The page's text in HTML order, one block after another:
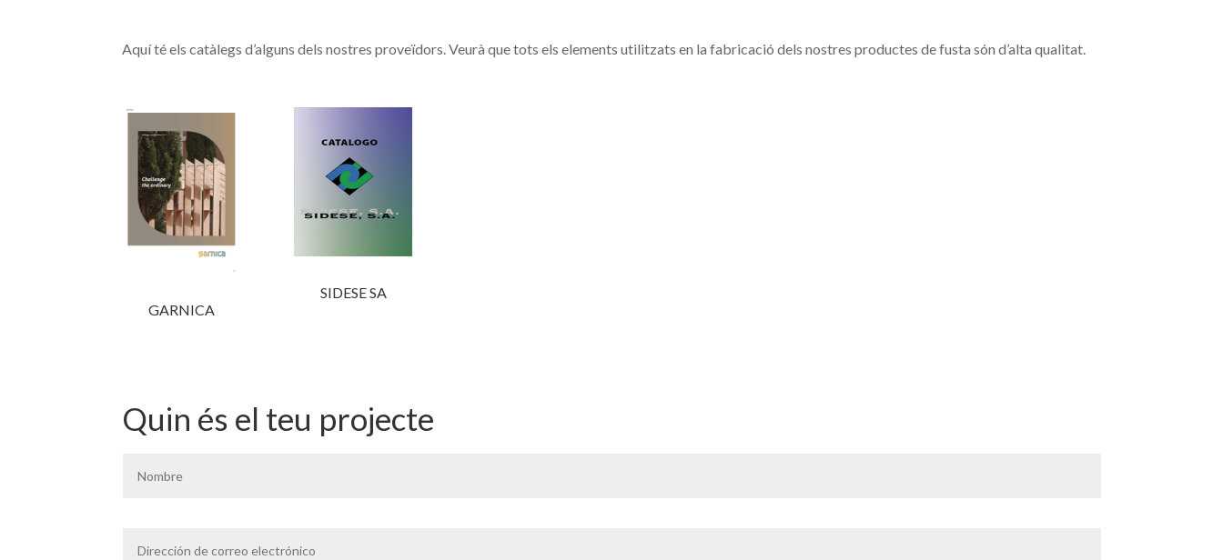
Aquí té els catàlegs d’alguns dels nostres proveïdors. Veurà que tots els elements utilitzats en la fabricació dels nostres productes de fusta són d’alta qualitat.
GARNICA
SIDESE SA
Quin és el teu projecte